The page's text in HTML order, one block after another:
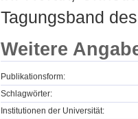
Tagungsband
Weitere
Publikationsform:
Schlagwörter:
Institutionen der Universität: